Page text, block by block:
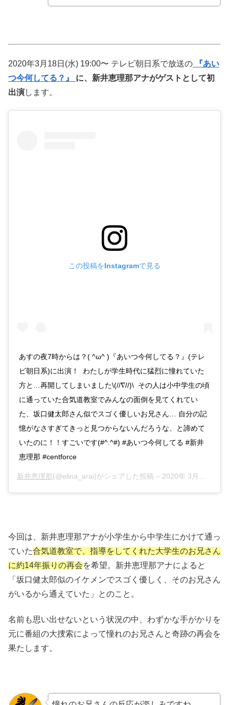
2020年3月18日(水) 19:00〜 テレビ朝日系で放送の 『あい
つ今何してる？』 に、新井恵理那アナがゲストとして初
出演します。
この投稿をInstagramで見る
あすの夜7時からは？( ^ω^ )『あいつ今何してる？』(テレ
ビ朝日系)に出演！ わたしが学生時代に猛烈に憧れていた
方と…再開してしまいました\(//∇//)\ その人は小中学生の頃
に通っていた合気道教室でみんなの面倒を見てくれてい
た、坂口健太郎さん似でスゴく優しいお兄さん… 自分の記
憶がなさすぎてきっと見つからないんだろうな、と諦めて
いたのに！！すごいです(#^.^#) #あいつ今何してる #新井
恵理那 #centforce
新井恵理那(@elina_arai)がシェアした投稿 – 2020年 3月月17日午前3時08分PDT
今回は、新井恵理那アナが小学生から中学生にかけて通っ
ていた合気道教室で、指導をしてくれた大学生のお兄さん
に約14年振りの再会を希望。新井恵理那アナによると
「坂口健太郎似のイケメンでスゴく優しく、そのお兄さん
がいるから通えていた」とのこと。
名前も思い出せないという状況の中、わずかな手がかりを
元に番組の大捜索によって憧れのお兄さんと奇跡の再会を
果たします。